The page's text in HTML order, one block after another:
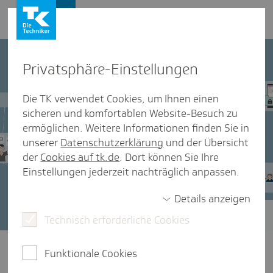
Schneller, effizienter und
TK-Positionen zur Digitalisierung im
Privat­sphäre-Einstel­lungen
Die TK verwendet Cookies, um Ihnen einen
sicheren und komfortablen Website-Besuch zu
ermöglichen. Weitere Informationen finden Sie in
unserer Datenschutzerklärung und der Übersicht
der Cookies auf tk.de. Dort können Sie Ihre
Einstellungen jederzeit nachträglich anpassen.
Details anzeigen
Technisch erforderliche Cookies
Funktionale Cookies